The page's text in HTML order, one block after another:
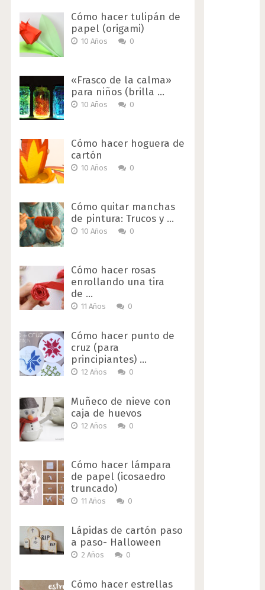
Cómo hacer tulipán de
papel (origami)
10 Años 0
«Frasco de la calma»
para niños (brilla …
10 Años 0
Cómo hacer hoguera de
cartón
10 Años 0
Cómo quitar manchas
de pintura: Trucos y …
10 Años 0
Cómo hacer rosas
enrollando una tira
de …
11 Años 0
Cómo hacer punto de
cruz (para
principiantes) …
12 Años 0
Muñeco de nieve con
caja de huevos
12 Años 0
Cómo hacer lámpara
de papel (icosaedro
truncado)
11 Años 0
Lápidas de cartón paso
a paso- Halloween
2 Años 0
Cómo hacer estrellas